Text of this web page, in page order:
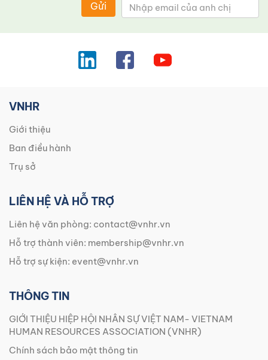
Gửi
VNHR
Giới thiệu
Ban điều hành
Trụ sở
LIÊN HỆ VÀ HỖ TRỢ
Liên hệ văn phòng: contact@vnhr.vn
Hỗ trợ thành viên: membership@vnhr.vn
Hỗ trợ sự kiện: event@vnhr.vn
THÔNG TIN
GIỚI THIỆU HIỆP HỘI NHÂN SỰ VIỆT NAM- VIETNAM
HUMAN RESOURCES ASSOCIATION (VNHR)
Chính sách bảo mật thông tin